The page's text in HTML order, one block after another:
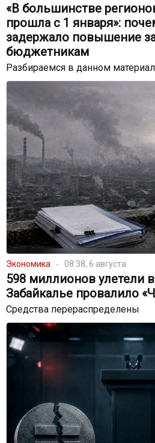
«В большинстве
прошла с 1 января»:
задержало повышение
бюджетникам
Разбираемся в данном
Экономика 08:38, 6 августа
598 миллионов улетели
Забайкалье провалило
Средства перераспределены